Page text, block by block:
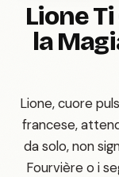
Lione
la
Lione, cuore
francese,
da solo, non
Fourvière o i